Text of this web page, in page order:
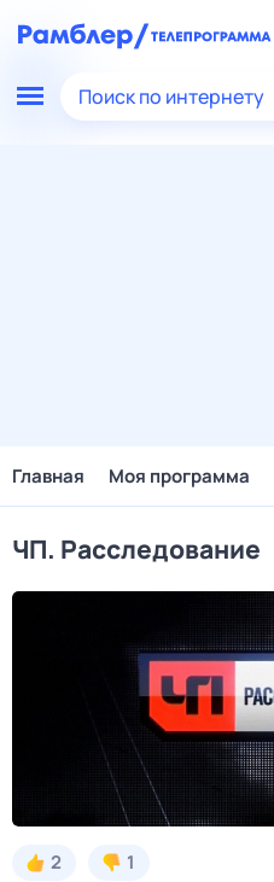
Поиск по интернету
Главная Моя программа
ЧП. Расследование
2 1